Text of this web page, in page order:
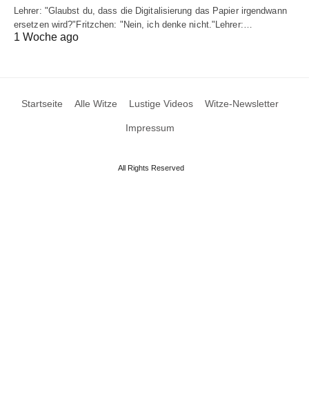
Lehrer: "Glaubst du, dass die Digitalisierung das Papier irgendwann
ersetzen wird?"Fritzchen: "Nein, ich denke nicht."Lehrer:…
1 Woche ago
Startseite Alle Witze Lustige Videos Witze-Newsletter
Impressum
All Rights Reserved